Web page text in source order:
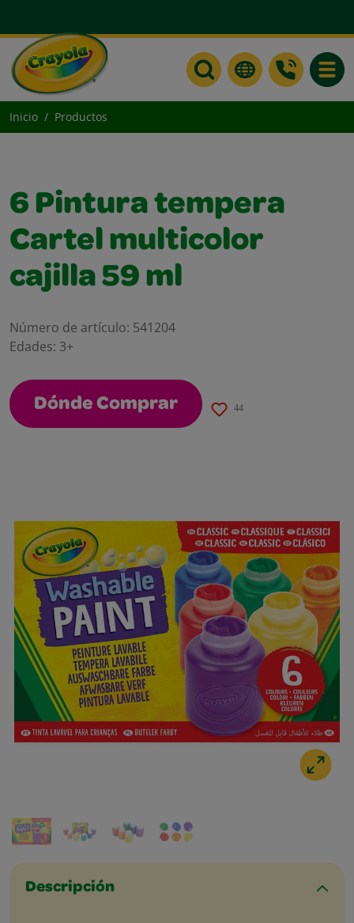
Inicio Productos
Descripción
6 Pintura tempera
Cartel multicolor
cajilla 59 ml
Número de artículo: 541204
Edades: 3+
Dónde Comprar 44